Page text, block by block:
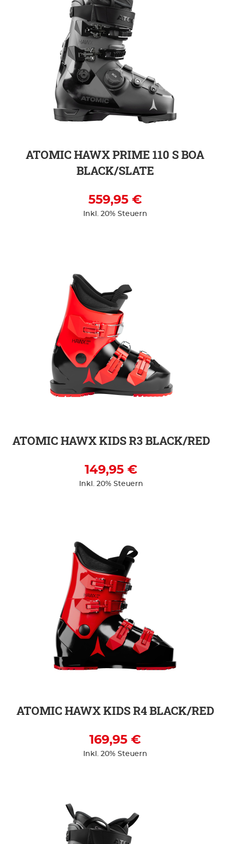
ATOMIC HAWX PRIME 110 S BOA
BLACK/SLATE
559,95 €
Inkl. 20% Steuern
ZUR DETAILSEITE
ATOMIC HAWX KIDS R3 BLACK/RED
149,95 €
Inkl. 20% Steuern
ZUR DETAILSEITE
ATOMIC HAWX KIDS R4 BLACK/RED
169,95 €
Inkl. 20% Steuern
ZUR DETAILSEITE